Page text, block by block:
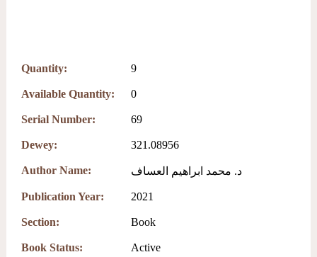
Quantity: 9
Available Quantity: 0
Serial Number: 69
Dewey: 321.08956
Author Name: د. محمد ابراهيم العساف
Publication Year: 2021
Section: Book
Book Status: Active